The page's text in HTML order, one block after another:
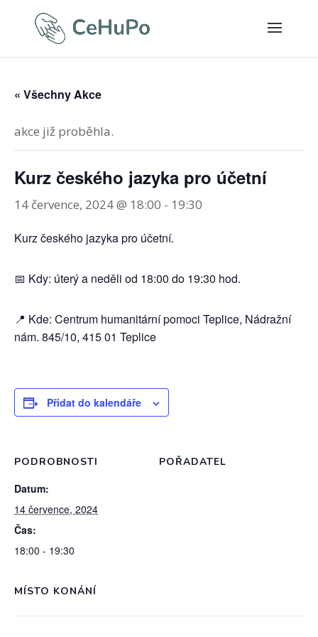
« Všechny Akce
akce již proběhla.
Kurz českého jazyka pro účetní
14 července, 2024 @ 18:00 - 19:30
Kurz českého jazyka pro účetní.
📅 Kdy: úterý a neděli od 18:00 do 19:30 hod.
📍 Kde: Centrum humanitární pomoci Teplice, Nádražní
nám. 845/10, 415 01 Teplice
Přidat do kalendáře
PODROBNOSTI
Datum:
14 července, 2024
Čas:
18:00 - 19:30
POŘADATEL
MÍSTO KONÁNÍ